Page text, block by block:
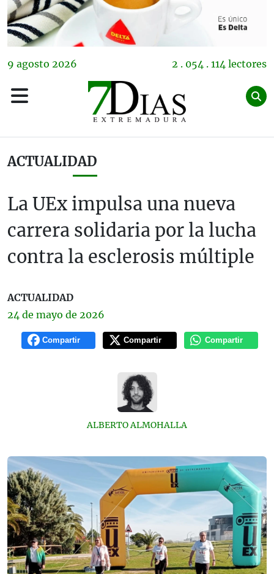
9 agosto 2026 2 . 054 . 114 lectores
ACTUALIDAD
La UEx impulsa una nueva
carrera solidaria por la lucha
contra la esclerosis múltiple
ACTUALIDAD
24 de mayo de 2026
Compartir Compartir Compartir
ALBERTO ALMOHALLA